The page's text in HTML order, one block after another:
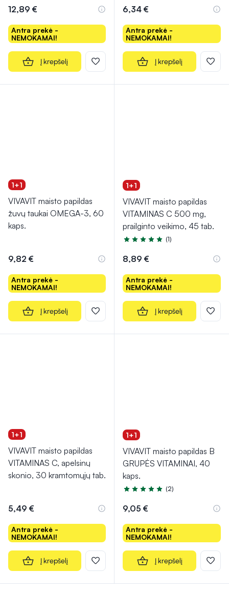
12,89 €
Antra prekė -
NEMOKAMAI!
Į krepšelį
6,34 €
Antra prekė -
NEMOKAMAI!
Į krepšelį
1+1
VIVAVIT maisto papildas
žuvų taukai OMEGA-3, 60
kaps.
9,82 €
Antra prekė -
NEMOKAMAI!
Į krepšelį
1+1
VIVAVIT maisto papildas
VITAMINAS C 500 mg,
prailginto veikimo, 45 tab.
Įvertinimas 5.0 iš 5
(1)
8,89 €
Antra prekė -
NEMOKAMAI!
Į krepšelį
1+1
VIVAVIT maisto papildas
VITAMINAS C, apelsinų
skonio, 30 kramtomųjų tab.
5,49 €
Antra prekė -
NEMOKAMAI!
Į krepšelį
1+1
VIVAVIT maisto papildas B
GRUPĖS VITAMINAI, 40
kaps.
Įvertinimas 5.0 iš 5
(2)
9,05 €
Antra prekė -
NEMOKAMAI!
Į krepšelį